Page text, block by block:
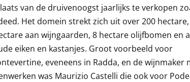
van de druivenoogst jaarlijks te verkopen
Het domein strekt zich uit over 200 hectare,
aan wijngaarden, 8 hectare olijfbomen en
eiken en kastanjes. Groot voorbeeld voor
eveneens in Radda, en de wijnmaker
was Maurizio Castelli die ook voor